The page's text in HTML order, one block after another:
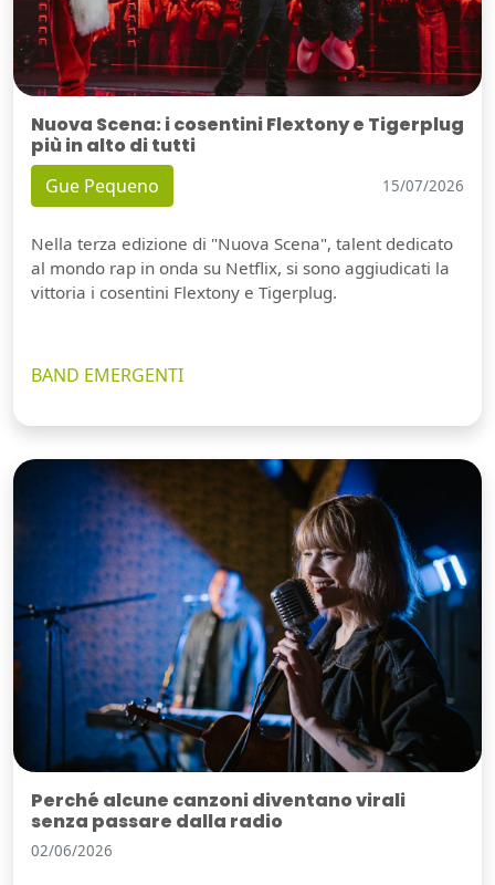
Nuova Scena: i cosentini Flextony e Tigerplug
più in alto di tutti
Gue Pequeno 15/07/2026
Nella terza edizione di "Nuova Scena", talent dedicato
al mondo rap in onda su Netflix, si sono aggiudicati la
vittoria i cosentini Flextony e Tigerplug.
BAND EMERGENTI
Perché alcune canzoni diventano virali
senza passare dalla radio
02/06/2026